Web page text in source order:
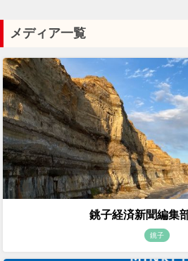
メディア一覧
銚子経済新聞編集
銚子